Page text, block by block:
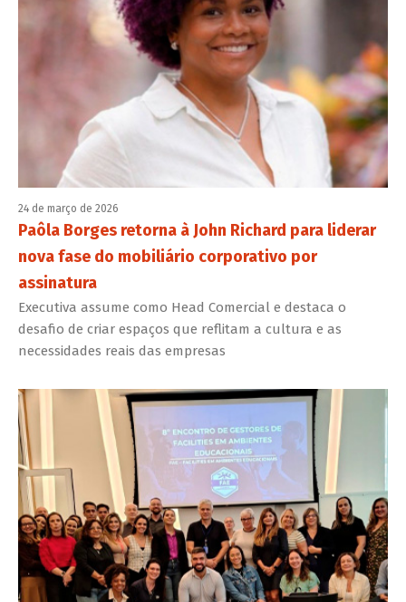
24 de março de 2026
Paôla Borges retorna à John Richard para liderar
nova fase do mobiliário corporativo por
assinatura
Executiva assume como Head Comercial e destaca o
desafio de criar espaços que reflitam a cultura e as
necessidades reais das empresas